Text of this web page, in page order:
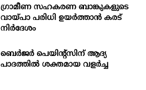
ഗ്രാമീണ സഹകരണ ബാങ്കുകളുടെ
വായ്പാ പരിധി ഉയർത്താൻ കരട്
നിർദേശം
ബെർജർ പെയിന്റ്സിന് ആദ്യ
പാദത്തിൽ ശക്തമായ വളർച്ച